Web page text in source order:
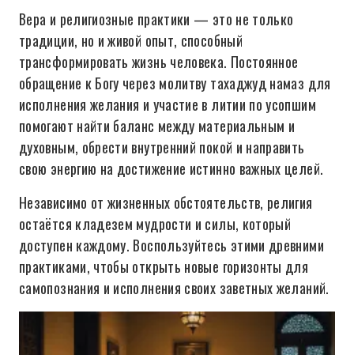
Вера и религиозные практики — это не только
традиции, но и живой опыт, способный
трансформировать жизнь человека. Постоянное
обращение к Богу через молитву тахаджуд намаз для
исполнения желания и участие в литии по усопшим
помогают найти баланс между материальным и
духовным, обрести внутренний покой и направить
свою энергию на достижение истинно важных целей.
Независимо от жизненных обстоятельств, религия
остаётся кладезем мудрости и силы, который
доступен каждому. Воспользуйтесь этими древними
практиками, чтобы открыть новые горизонты для
самопознания и исполнения своих заветных желаний.